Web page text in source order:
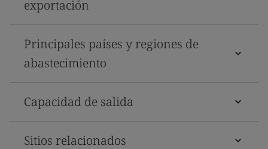
exportación
Principales países y regiones de
abastecimiento
Capacidad de salida
Sitios relacionados